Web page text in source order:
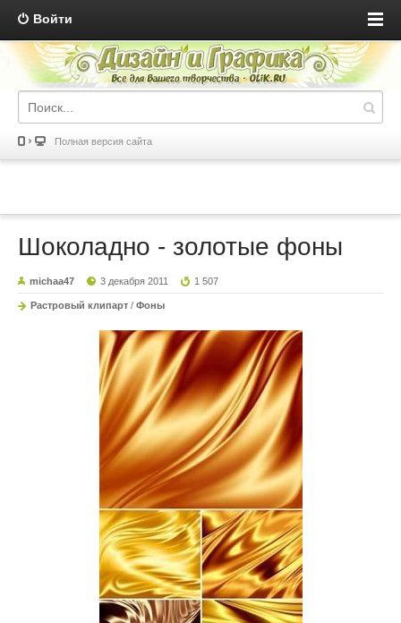
Войти
Полная версия сайта
Шоколадно - золотые фоны
michaa47 3 декабря 2011 1 507
Растровый клипарт / Фоны